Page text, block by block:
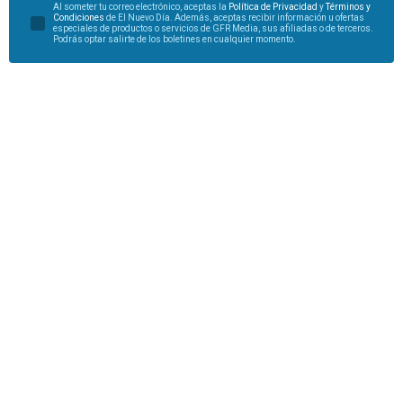
Al someter tu correo electrónico, aceptas la Política de Privacidad yTérminos y
Condiciones de El Nuevo Día. Además, aceptas recibir información u ofertas
especiales de productos o servicios de GFR Media, sus afiliadas o de terceros.
Podrás optar salirte de los boletines en cualquier momento.